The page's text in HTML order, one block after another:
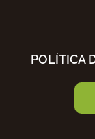
POLÍTICA